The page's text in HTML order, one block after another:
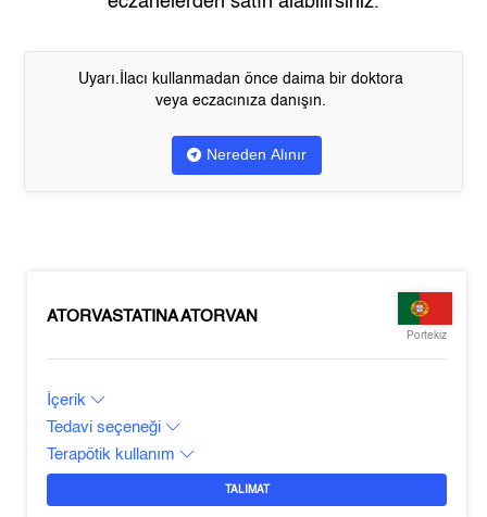
Uyarı.İlacı kullanmadan önce daima bir doktora
veya eczacınıza danışın.
Nereden Alınır
ATORVASTATINA ATORVAN
Portekiz
İçerik
Tedavi seçeneği
Terapötik kullanım
TALIMAT